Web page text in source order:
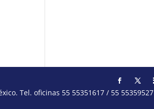
Tel. oficinas 55 55351617 / 55 55359527